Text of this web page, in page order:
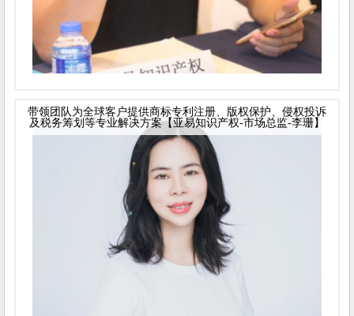
带领团队为全球客户提供商标专利注册、版权保护、侵权投诉
及税务筹划等专业解决方案【亚易知识产权-市场总监-李珊】